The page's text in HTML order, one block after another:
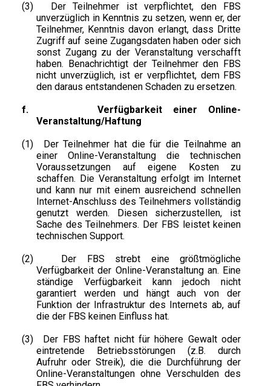
(3)
Der Teilnehmer ist verpflichtet, den FBS
unverzüglich in Kenntnis zu setzen, wenn er, der
Teilnehmer, Kenntnis davon erlangt, dass Dritte
Zugriff auf seine Zugangsdaten haben oder sich
sonst Zugang zu der Veranstaltung verschafft
haben. Benachrichtigt der Teilnehmer den FBS
nicht unverzüglich, ist er verpflichtet, dem FBS
den daraus entstandenen Schaden zu ersetzen.
f.
Verfügbarkeit einer Online-
Veranstaltung/Haftung
(1)
Der Teilnehmer hat die für die Teilnahme an
einer Online-Veranstaltung die technischen
Voraussetzungen auf eigene Kosten zu
schaffen. Die Veranstaltung erfolgt im Internet
und kann nur mit einem ausreichend schnellen
Internet-Anschluss des Teilnehmers vollständig
genutzt werden. Diesen sicherzustellen, ist
Sache des Teilnehmers. Der FBS leistet keinen
technischen Support.
(2)
Der FBS strebt eine größtmögliche
Verfügbarkeit der Online-Veranstaltung an. Eine
ständige Verfügbarkeit kann jedoch nicht
garantiert werden und hängt auch von der
Funktion der Infrastruktur des Internets ab, auf
die der FBS keinen Einfluss hat.
(3)
Der FBS haftet nicht für höhere Gewalt oder
eintretende Betriebsstörungen (z.B. durch
Aufruhr oder Streik), die die Durchführung der
Online-Veranstaltungen ohne Verschulden des